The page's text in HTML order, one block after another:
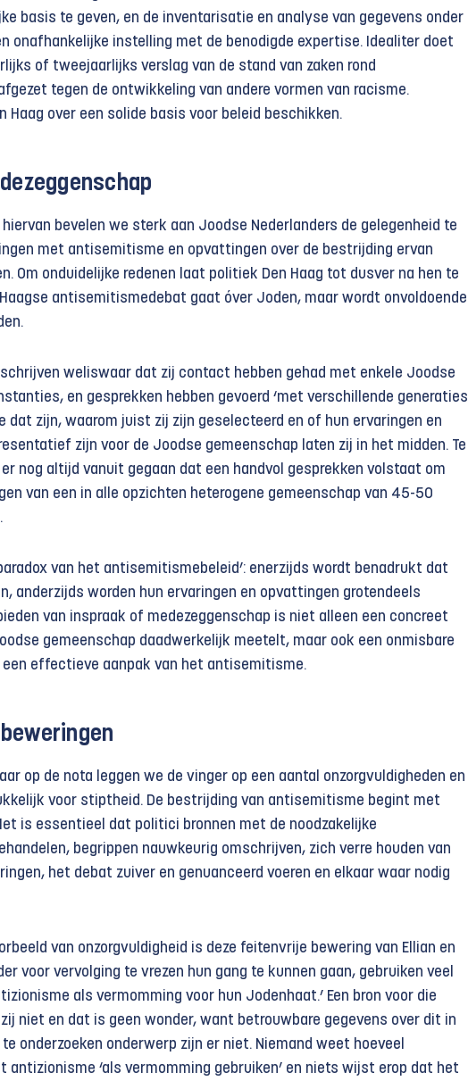
basis te geven, en de inventarisatie en analyse van gegevens onder
onafhankelijke instelling met de benodigde expertise. Idealiter doet
of tweejaarlijks verslag van de stand van zaken rond
tegen de ontwikkeling van andere vormen van racisme.
Haag over een solide basis voor beleid beschikken.
hiervan bevelen we sterk aan Joodse Nederlanders de gelegenheid te
met antisemitisme en opvattingen over de bestrijding ervan
Om onduidelijke redenen laat politiek Den Haag tot dusver na hen te
antisemitismedebat gaat óver Joden, maar wordt onvoldoende
schrijven weliswaar dat zij contact hebben gehad met enkele Joodse
en gesprekken hebben gevoerd ‘met verschillende generaties
dat zijn, waarom juist zij zijn geselecteerd en of hun ervaringen en
zijn voor de Joodse gemeenschap laten zij in het midden. Te
nog altijd vanuit gegaan dat een handvol gesprekken volstaat om
van een in alle opzichten heterogene gemeenschap van 45-50
van het antisemitismebeleid’: enerzijds wordt benadrukt dat
anderzijds worden hun ervaringen en opvattingen grotendeels
van inspraak of medezeggenschap is niet alleen een concreet
gemeenschap daadwerkelijk meetelt, maar ook een onmisbare
een effectieve aanpak van het antisemitisme.
op de nota leggen we de vinger op een aantal onzorgvuldigheden en
voor stiptheid. De bestrijding van antisemitisme begint met
is essentieel dat politici bronnen met de noodzakelijke
begrippen nauwkeurig omschrijven, zich verre houden van
het debat zuiver en genuanceerd voeren en elkaar waar nodig
van onzorgvuldigheid is deze feitenvrije bewering van Ellian en
voor vervolging te vrezen hun gang te kunnen gaan, gebruiken veel
als vermomming voor hun Jodenhaat.’ Een bron voor die
niet en dat is geen wonder, want betrouwbare gegevens over dit in
onderzoeken onderwerp zijn er niet. Niemand weet hoeveel
antizionisme ‘als vermomming gebruiken’ en niets wijst erop dat het